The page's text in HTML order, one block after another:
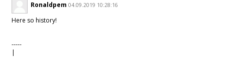
Ronaldpem 04.09.2019 10:28:16
Here so history!
-----
|